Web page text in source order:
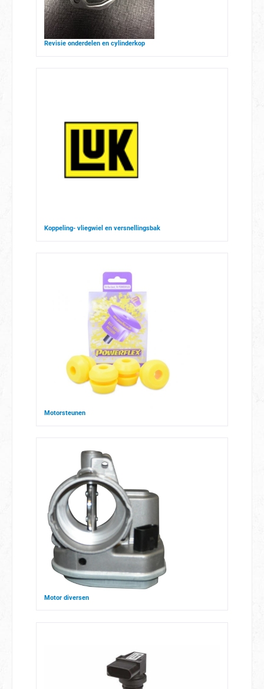
Revisie onderdelen en cylinderkop
Koppeling- vliegwiel en versnellingsbak
Motorsteunen
Motor diversen